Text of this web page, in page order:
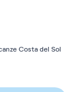
Costa del Sol